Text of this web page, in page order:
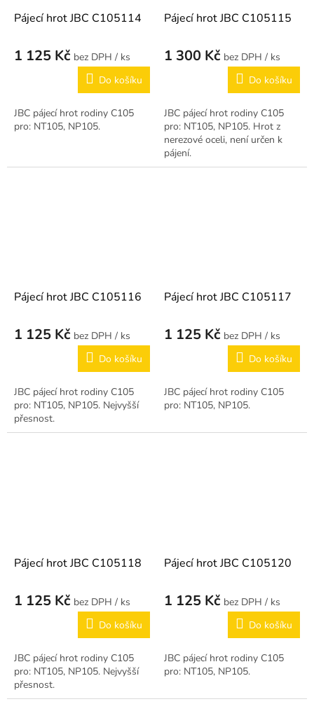
Pájecí hrot JBC C105114
1 125 Kč
/ ks
Do košíku
JBC pájecí hrot rodiny C105
pro: NT105, NP105.
Pájecí hrot JBC C105115
1 300 Kč
/ ks
Do košíku
JBC pájecí hrot rodiny C105
pro: NT105, NP105. Hrot z
nerezové oceli, není určen k
pájení.
Pájecí hrot JBC C105116
1 125 Kč
/ ks
Do košíku
JBC pájecí hrot rodiny C105
pro: NT105, NP105. Nejvyšší
přesnost.
Pájecí hrot JBC C105117
1 125 Kč
/ ks
Do košíku
JBC pájecí hrot rodiny C105
pro: NT105, NP105.
Pájecí hrot JBC C105118
1 125 Kč
/ ks
Do košíku
JBC pájecí hrot rodiny C105
pro: NT105, NP105. Nejvyšší
přesnost.
Pájecí hrot JBC C105120
1 125 Kč
/ ks
Do košíku
JBC pájecí hrot rodiny C105
pro: NT105, NP105.